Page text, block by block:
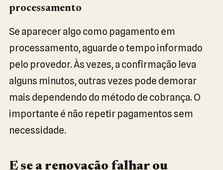
processamento
Se aparecer algo como pagamento em
processamento, aguarde o tempo informado
pelo provedor. Às vezes, a confirmação leva
alguns minutos, outras vezes pode demorar
mais dependendo do método de cobrança. O
importante é não repetir pagamentos sem
necessidade.
E se a renovação falhar ou